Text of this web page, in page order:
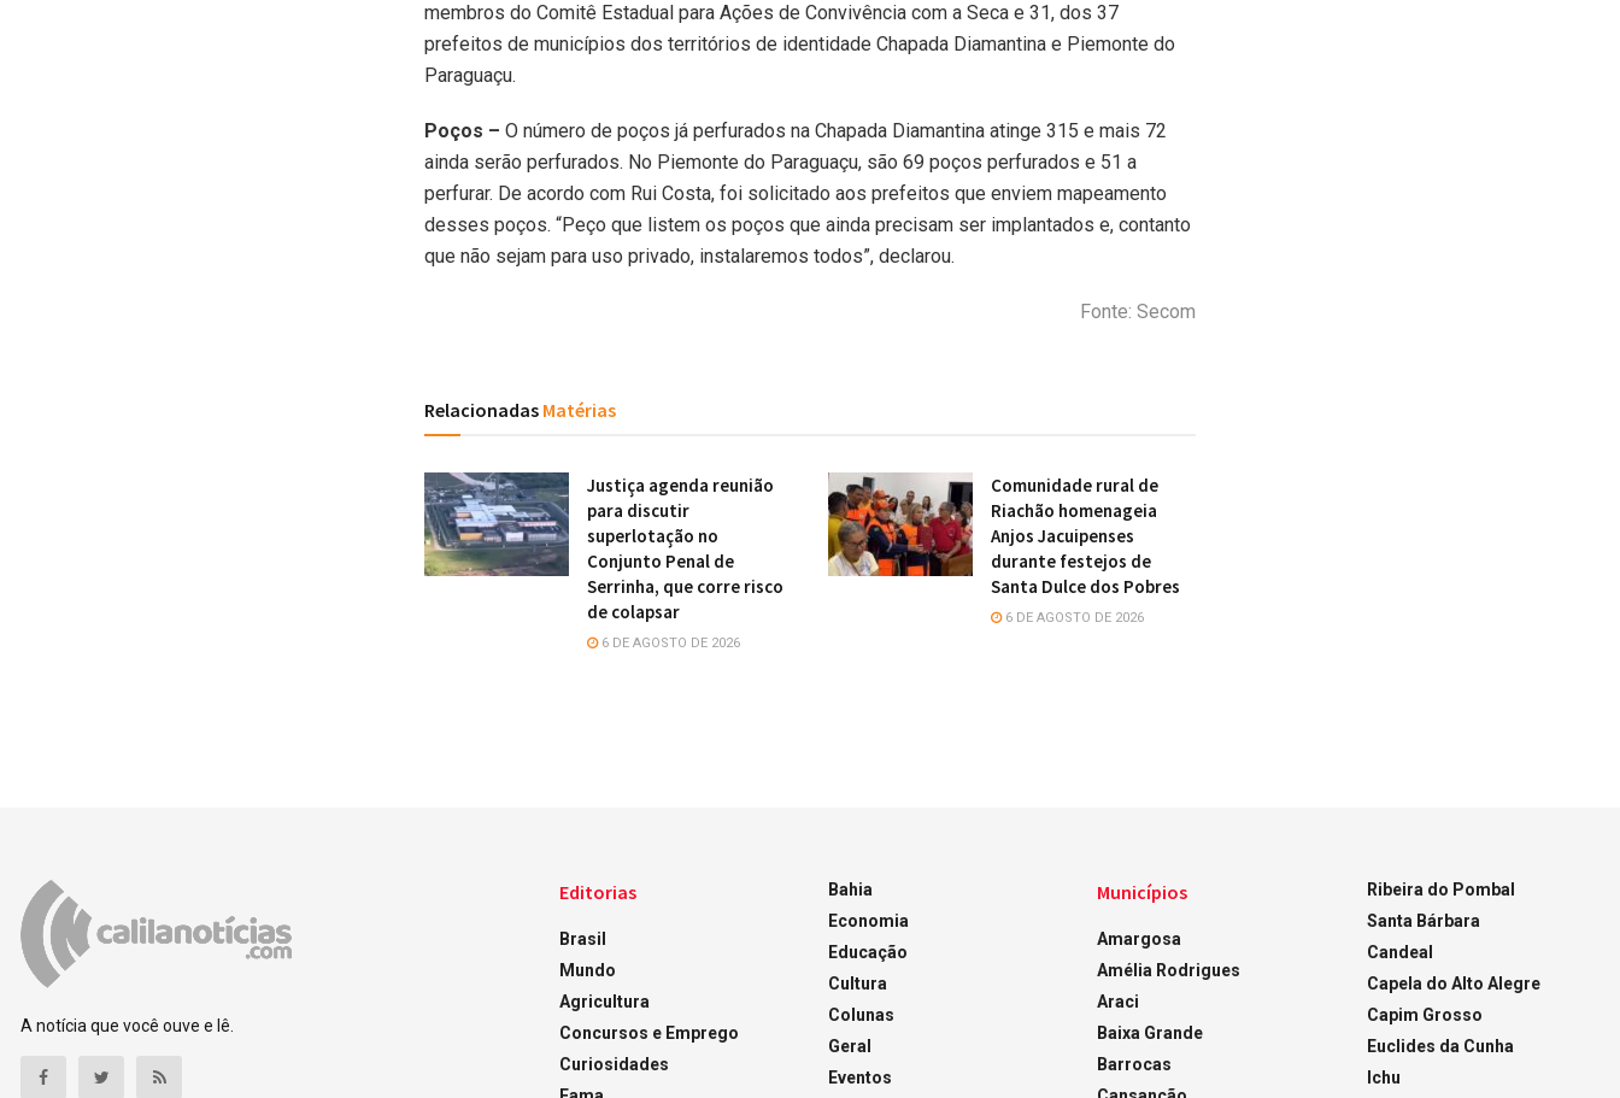
membros do Comitê Estadual para Ações de Convivência com a Seca e 31, dos 37
prefeitos de municípios dos territórios de identidade Chapada Diamantina e Piemonte do
Paraguaçu.
Poços – O número de poços já perfurados na Chapada Diamantina atinge 315 e mais 72
ainda serão perfurados. No Piemonte do Paraguaçu, são 69 poços perfurados e 51 a
perfurar. De acordo com Rui Costa, foi solicitado aos prefeitos que enviem mapeamento
desses poços. “Peço que listem os poços que ainda precisam ser implantados e, contanto
que não sejam para uso privado, instalaremos todos”, declarou.
Fonte: Secom
Relacionadas Matérias
Justiça agenda reunião
para discutir
superlotação no
Conjunto Penal de
Serrinha, que corre risco
de colapsar
6 DE AGOSTO DE 2026
Comunidade rural de
Riachão homenageia
Anjos Jacuipenses
durante festejos de
Santa Dulce dos Pobres
6 DE AGOSTO DE 2026
A notícia que você ouve e lê.
Editorias
Brasil
Mundo
Agricultura
Concursos e Emprego
Curiosidades
Bahia
Economia
Educação
Cultura
Colunas
Geral
Eventos
Municípios
Amargosa
Amélia Rodrigues
Araci
Baixa Grande
Barrocas
Ribeira do Pombal
Santa Bárbara
Candeal
Capela do Alto Alegre
Capim Grosso
Euclides da Cunha
Ichu